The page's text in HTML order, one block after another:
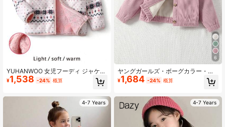
4.93 7.7K フォロワー
4.93 7.7K フォロワー
4.93
4.93 7.7K フォロワー
YUHANWOO 女児フーディ ジャケッ
ト あったか中綿入り 防風 フローラ
ル柄 秋冬用 襟付き
¥1,538 -24% 概算
4-7 Years
6
ヤングガールズ・ボーグカラー・テ
ディライニング・コーデュロイジャ
ケット
¥1,684 -24% 概算
4-7 Years